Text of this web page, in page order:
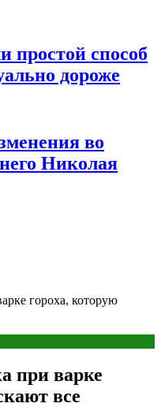
простой способ
дороже
во
Николая
гороха, которую
при варке
все